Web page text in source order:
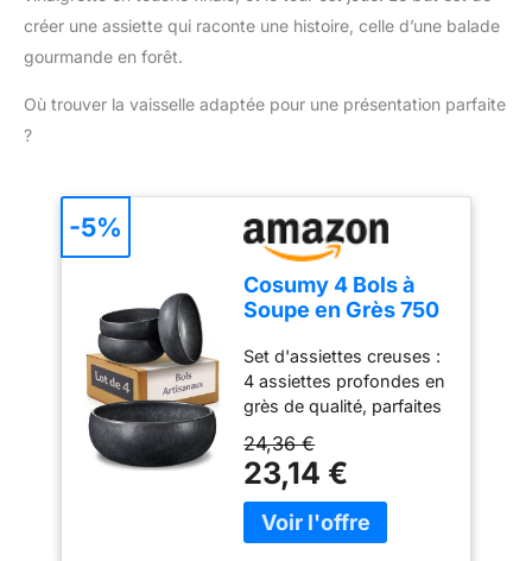
restauration une gamme
complète de
monde, pour contribuer
réduction des déchets
une grande variété de
recettes FACILE À
RANGER : Conception
compacte pour un
rangement sans effort
créer une assiette qui raconte une histoire, celle d’une balade
gourmande en forêt.
Où trouver la vaisselle adaptée pour une présentation parfaite
?
Cosumy 4 Bols à
Soupe en Grès 750
Creuse – Petit
Déjeuner
Set d'assiettes creuses :
4 assiettes profondes en
grès de qualité, parfaites
spaghettis ou soupes.
Diamètre : 16 cm |
Hauteur : 6,5 cm. Idéales
pour les plaisirs du
24,36 €
23,14 €
-5%